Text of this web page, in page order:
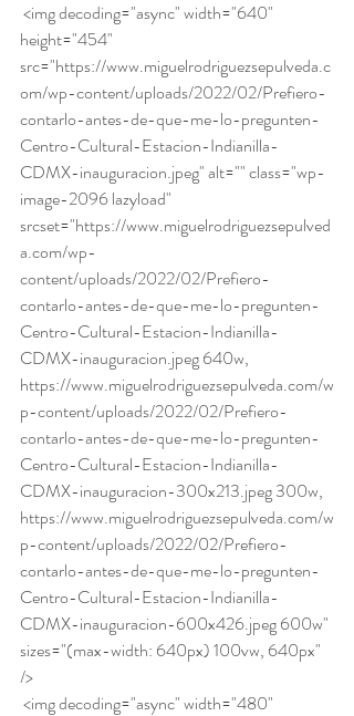
height="454"
src="https://www.miguelrodriguezsepulveda.c
om/wp-content/uploads/2022/02/Prefiero-
contarlo-antes-de-que-me-lo-pregunten-
Centro-Cultural-Estacion-Indianilla-
CDMX-inauguracion.jpeg" alt="" class="wp-
image-2096 lazyload"
srcset="https://www.miguelrodriguezsepulved
a.com/wp-
content/uploads/2022/02/Prefiero-
contarlo-antes-de-que-me-lo-pregunten-
Centro-Cultural-Estacion-Indianilla-
CDMX-inauguracion.jpeg 640w,
https://www.miguelrodriguezsepulveda.com/w
p-content/uploads/2022/02/Prefiero-
contarlo-antes-de-que-me-lo-pregunten-
Centro-Cultural-Estacion-Indianilla-
CDMX-inauguracion-300x213.jpeg 300w,
https://www.miguelrodriguezsepulveda.com/w
p-content/uploads/2022/02/Prefiero-
contarlo-antes-de-que-me-lo-pregunten-
Centro-Cultural-Estacion-Indianilla-
CDMX-inauguracion-600x426.jpeg 600w"
sizes="(max-width: 640px) 100vw, 640px"
/>